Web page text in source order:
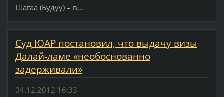
Шагаа (Будуу) – в...
Суд ЮАР постановил, что выдачу визы
Далай-ламе «необоснованно
задерживали»
04.12.2012 16:33